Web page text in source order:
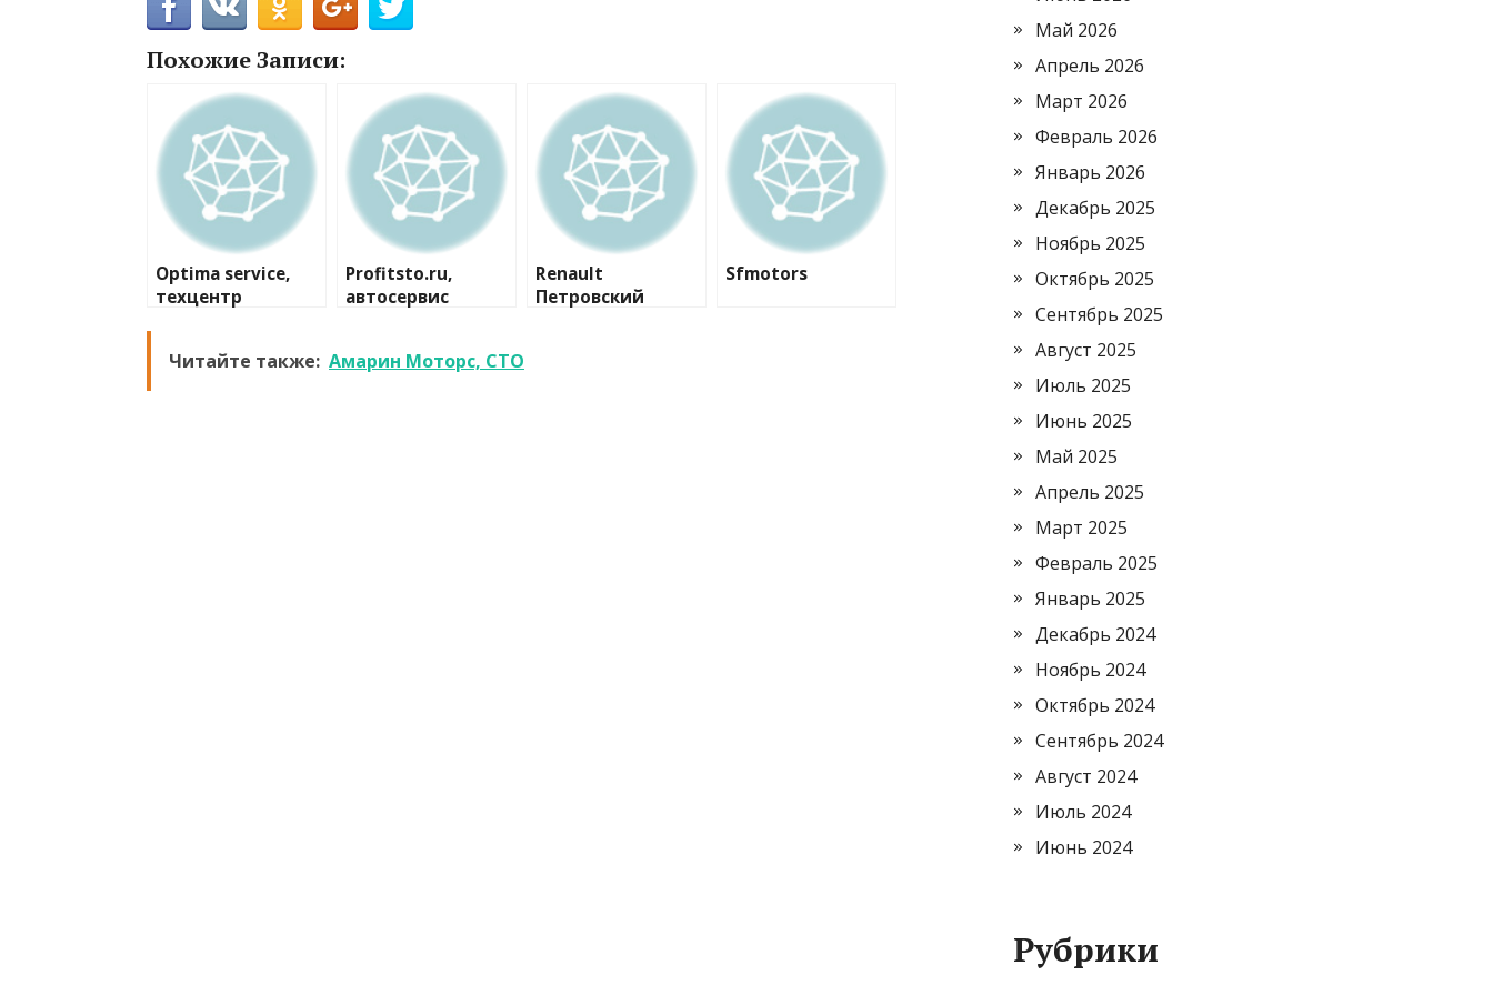
Похожие Записи:
Optima service,
техцентр
Profitsto.ru,
автосервис
Renault
Петровский
Sfmotors
Читайте также: Амарин Моторс, СТО
Май 2026
Апрель 2026
Март 2026
Февраль 2026
Январь 2026
Декабрь 2025
Ноябрь 2025
Октябрь 2025
Сентябрь 2025
Август 2025
Июль 2025
Июнь 2025
Май 2025
Апрель 2025
Март 2025
Февраль 2025
Январь 2025
Декабрь 2024
Ноябрь 2024
Октябрь 2024
Сентябрь 2024
Август 2024
Июль 2024
Июнь 2024
Рубрики